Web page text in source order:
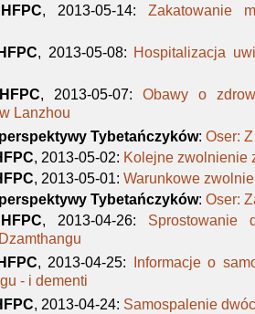
, 2013-05-14: Zakatowanie
, 2013-05-08: Hospitalizacja
, 2013-05-07:Obawy o
Lanzhou
Tybetańczyków:Oser:
, 2013-05-02: Kolejne zwolnienie
, 2013-05-01:Warunkowe
Tybetańczyków:Oser:
, 2013-04-26: Sprostowanie
, 2013-04-25: Informacje o
- i dementi
, 2013-04-24: Samospalenie